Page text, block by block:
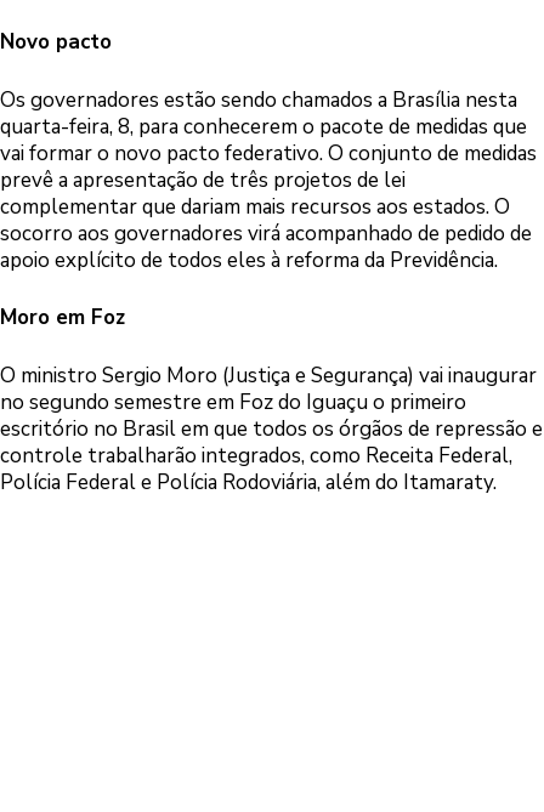
Novo pacto
Os governadores estão sendo chamados a Brasília nesta
quarta-feira, 8, para conhecerem o pacote de medidas que
vai formar o novo pacto federativo. O conjunto de medidas
prevê a apresentação de três projetos de lei
complementar que dariam mais recursos aos estados. O
socorro aos governadores virá acompanhado de pedido de
apoio explícito de todos eles à reforma da Previdência.
Moro em Foz
O ministro Sergio Moro (Justiça e Segurança) vai inaugurar
no segundo semestre em Foz do Iguaçu o primeiro
escritório no Brasil em que todos os órgãos de repressão e
controle trabalharão integrados, como Receita Federal,
Polícia Federal e Polícia Rodoviária, além do Itamaraty.